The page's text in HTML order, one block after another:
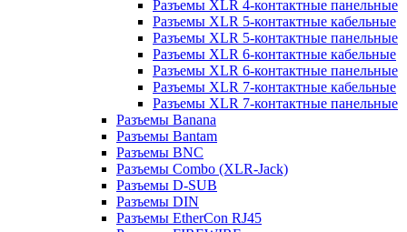
Разъемы XLR 4-контактные панельные
Разъемы XLR 5-контактные кабельные
Разъемы XLR 5-контактные панельные
Разъемы XLR 6-контактные кабельные
Разъемы XLR 6-контактные панельные
Разъемы XLR 7-контактные кабельные
Разъемы XLR 7-контактные панельные
Разъемы Banana
Разъемы Bantam
Разъемы BNC
Разъемы Combo (XLR-Jack)
Разъемы D-SUB
Разъемы DIN
Разъемы EtherCon RJ45